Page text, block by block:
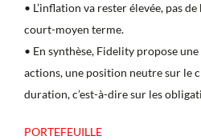
• L’inflation va rester élevée, pas
court-moyen terme.
• En synthèse, Fidelity propose
actions, une position neutre sur le
duration, c’est-à-dire sur les
PORTEFEUILLE